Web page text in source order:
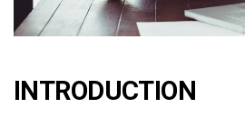
INTRODUCTION